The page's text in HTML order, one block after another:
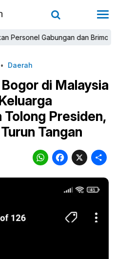
Gabungan dan Brimob,
• Daerah
di Malaysia
Presiden,
Tangan
X